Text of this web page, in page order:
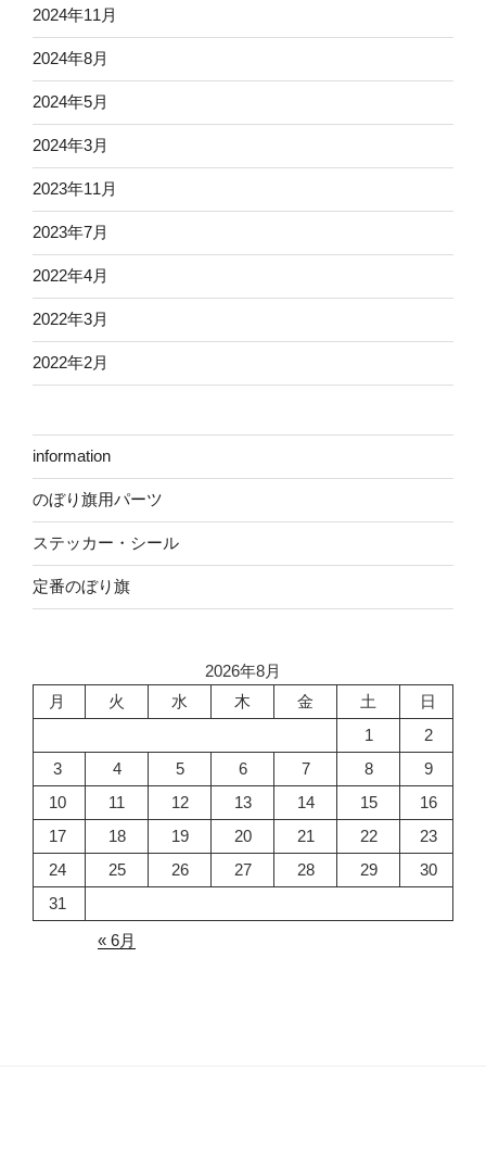
2024年11月
2024年8月
2024年5月
2024年3月
2023年11月
2023年7月
2022年4月
2022年3月
2022年2月
information
のぼり旗用パーツ
ステッカー・シール
定番のぼり旗
2026年8月
月
火 水 木 金 土
日
1
2
3
4 5 6 7 8
9
10
11 12 13 14 15
16
17
18 19 20 21 22
23
24
25 26 27 28 29
30
31
« 6月